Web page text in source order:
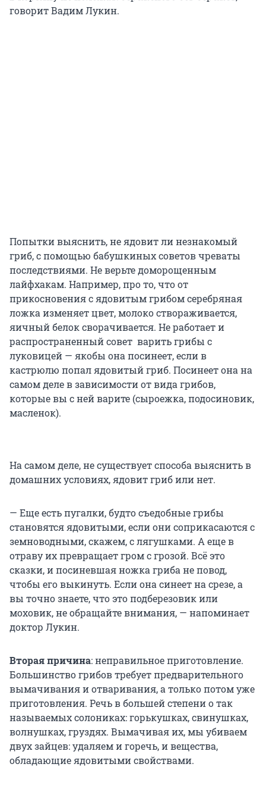
говорит Вадим Лукин.
Попытки выяснить, не ядовит ли незнакомый
гриб, с помощью бабушкиных советов чреваты
последствиями. Не верьте доморощенным
лайфхакам. Например, про то, что от
прикосновения с ядовитым грибом серебряная
ложка изменяет цвет, молоко створаживается,
яичный белок сворачивается. Не работает и
распространенный совет варить грибы с
луковицей — якобы она посинеет, если в
кастрюлю попал ядовитый гриб. Посинеет она на
самом деле в зависимости от вида грибов,
которые вы с ней варите (сыроежка, подосиновик,
масленок).
На самом деле, не существует способа выяснить в
домашних условиях, ядовит гриб или нет.
— Еще есть пугалки, будто съедобные грибы
становятся ядовитыми, если они соприкасаются с
земноводными, скажем, с лягушками. А еще в
отраву их превращает гром с грозой. Всё это
сказки, и посиневшая ножка гриба не повод,
чтобы его выкинуть. Если она синеет на срезе, а
вы точно знаете, что это подберезовик или
моховик, не обращайте внимания, — напоминает
доктор Лукин.
Вторая причина: неправильное приготовление.
Большинство грибов требует предварительного
вымачивания и отваривания, а только потом уже
приготовления. Речь в большей степени о так
называемых солониках: горькушках, свинушках,
волнушках, груздях. Вымачивая их, мы убиваем
двух зайцев: удаляем и горечь, и вещества,
обладающие ядовитыми свойствами.